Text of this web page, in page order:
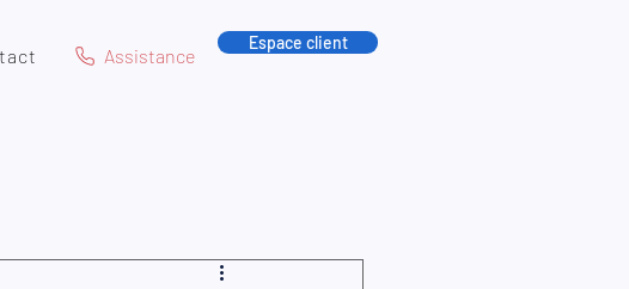
Assistance
Espace client